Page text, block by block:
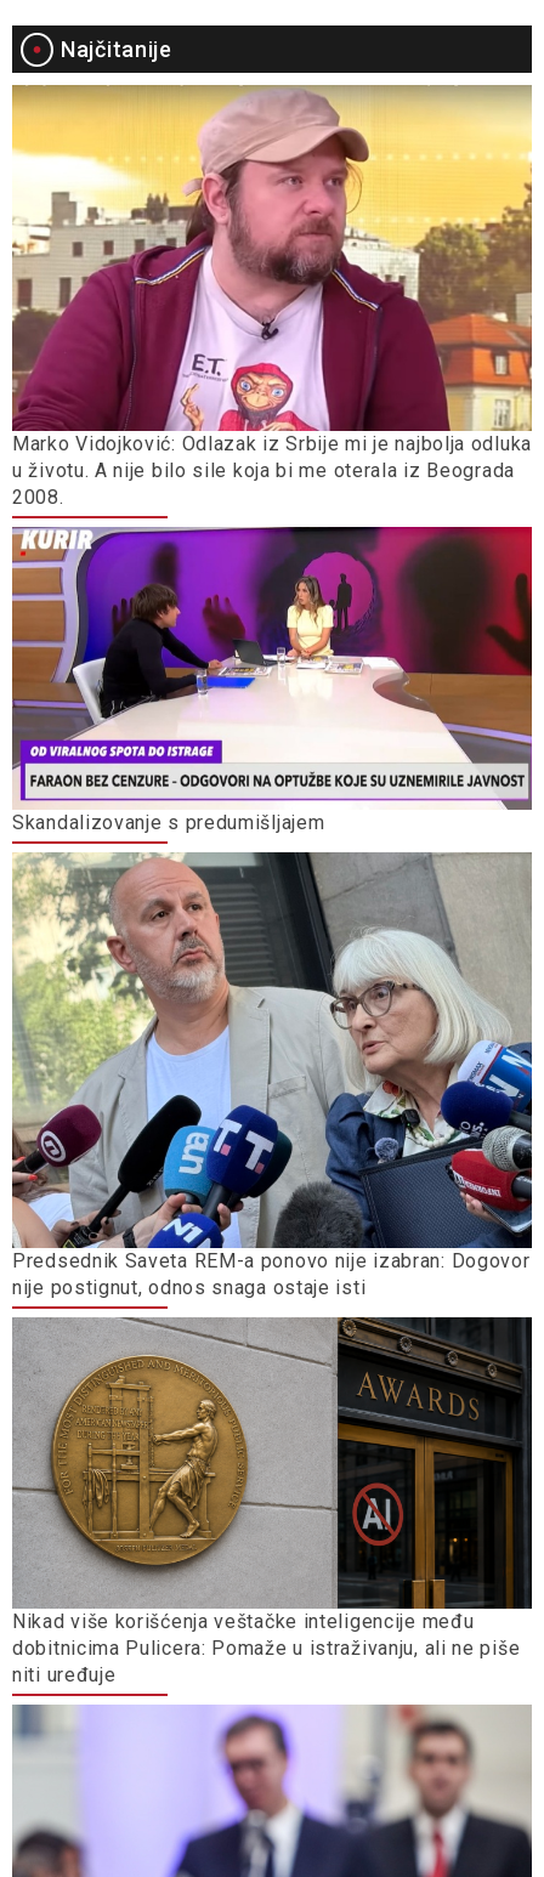
Najčitanije
Marko Vidojković: Odlazak iz Srbije mi je najbolja odluka
u životu. A nije bilo sile koja bi me oterala iz Beograda
2008.
Skandalizovanje s predumišljajem
Predsednik Saveta REM-a ponovo nije izabran: Dogovor
nije postignut, odnos snaga ostaje isti
Nikad više korišćenja veštačke inteligencije među
dobitnicima Pulicera: Pomaže u istraživanju, ali ne piše
niti uređuje